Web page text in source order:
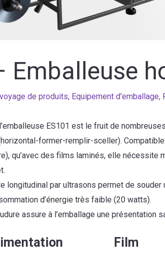
Emballeuse
de produits, Equipement d'emballage,
ES101 est le fruit de
former-remplir-sceller).
qu’avec des films laminés, elle nécessite
longitudinal par ultrasons permet de souder
d’énergie très faible (20 watts).
assure à l’emballage une présentation
Film